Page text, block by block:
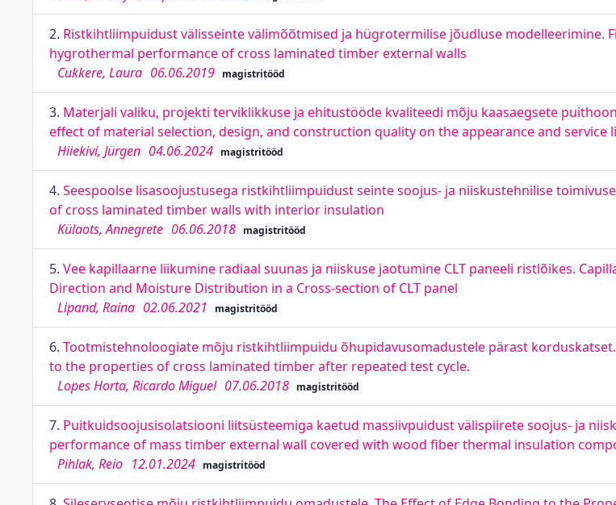
2. Ristkihtliimpuidust välisseinte välimõõtmised ja hügrotermilise jõudluse modelleerimine.
hygrothermal performance of cross laminated timber external walls
Cukkere, Laura 06.06.2019 magistritööd
3. Materjali valiku, projekti terviklikkuse ja ehitustööde kvaliteedi mõju kaasaegsete
effect of material selection, design, and construction quality on the appearance and
Hiiekivi, Jürgen 04.06.2024 magistritööd
4. Seespoolse lisasoojustusega ristkihtliimpuidust seinte soojus- ja niiskustehnilise
of cross laminated timber walls with interior insulation
Külaots, Annegrete 06.06.2018 magistritööd
5. Vee kapillaarne liikumine radiaal suunas ja niiskuse jaotumine CLT paneeli ristlõikes.
Direction and Moisture Distribution in a Cross-section of CLT panel
Lipand, Raina 02.06.2021 magistritööd
6. Tootmistehnoloogiate mõju ristkihtliimpuidu õhupidavusomadustele pärast
to the properties of cross laminated timber after repeated test cycle.
Lopes Horta, Ricardo Miguel 07.06.2018 magistritööd
7. Puitkuidsoojusisolatsiooni liitsüsteemiga kaetud massiivpuidust välispiirete soojus- ja
performance of mass timber external wall covered with wood fiber thermal insulation
Pihlak, Reio 12.01.2024 magistritööd